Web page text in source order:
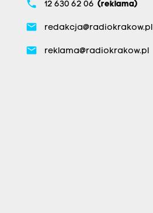
phone 12 630 62 06 (reklama)
email redakcja@radiokrakow.pl
email reklama@radiokrakow.pl